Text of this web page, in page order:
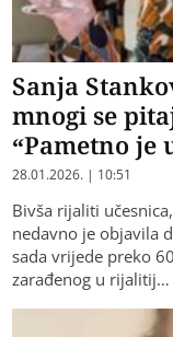
Sanja
mnogi se
“Pametno je
28.01.2026. | 10:51
Bivša rijaliti
nedavno je objavila
sada vrijede preko
zarađenog u rijalitij…